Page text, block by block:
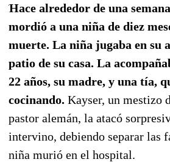
Hace alrededor de una
mordió a una niña de diez
muerte. La niña jugaba en su
patio de su casa. La
22 años, su madre, y una tía,
cocinando. Kayser, un mestizo
pastor alemán, la atacó
intervino, debiendo separar las
niña murió en el hospital.